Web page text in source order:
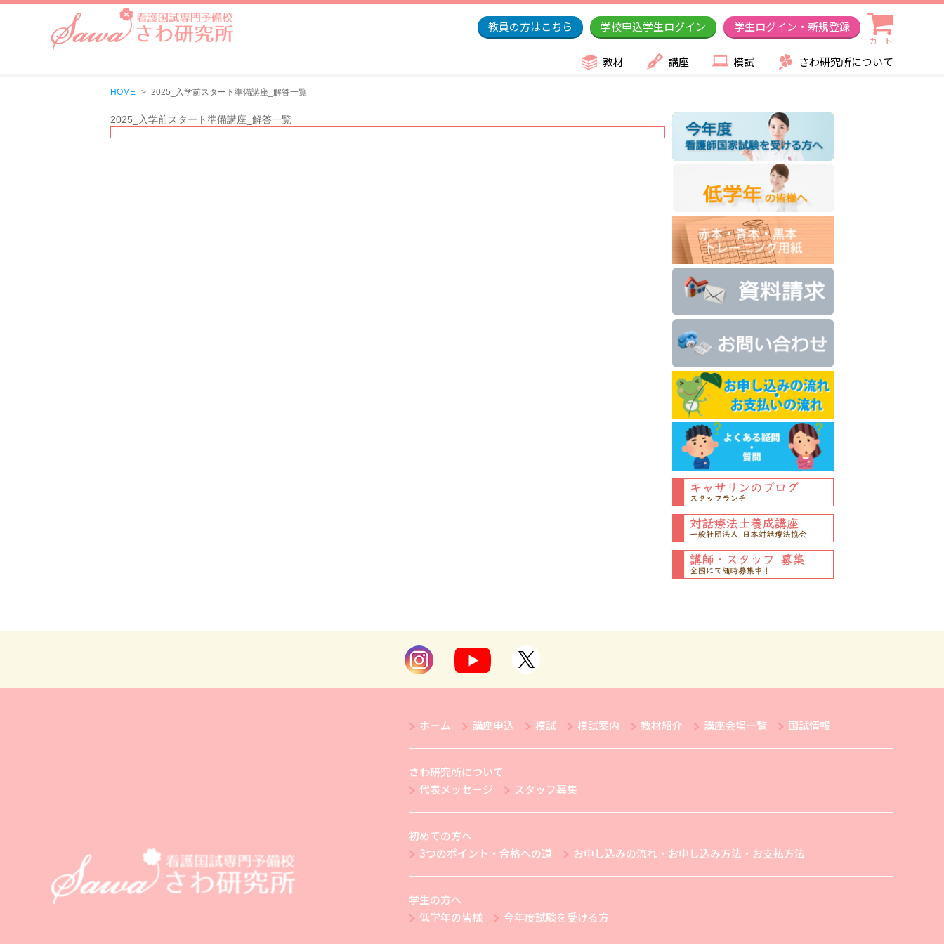
教員の方はこちら 学校申込学生ログイン 学生ログイン・新規登録
カート
教材 講座 模試 さわ研究所について
HOME 2025_入学前スタート準備講座_解答一覧
2025_入学前スタート準備講座_解答一覧
ホーム 講座申込 模試 模試案内 教材紹介 講座会場一覧 国試情報
さわ研究所について
代表メッセージ
スタッフ募集
初めての方へ
3つのポイント・合格への道
お申し込みの流れ・お申し込み方法・お支払方法
学生の方へ
低学年の皆様
今年度試験を受ける方